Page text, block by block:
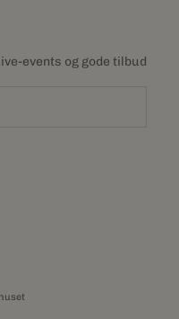
events og gode tilbud